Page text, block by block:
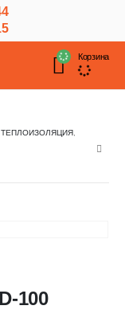
Корзина
ТЕПЛОИЗОЛЯЦИЯ
100